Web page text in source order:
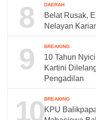
8 DAERAH
Belat Rusak,
Nelayan
9 BREAKING
10 Tahun
Kartini
Pengadilan
10 BREAKING
KPU